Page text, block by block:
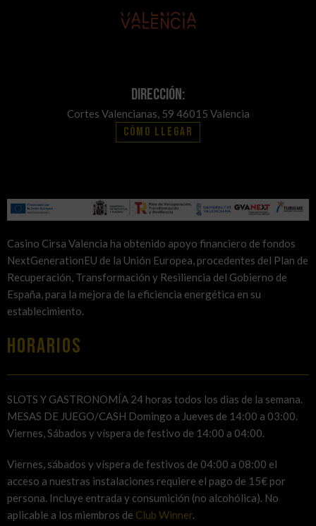
Dirección:
Cortes Valencianas, 59 46015 Valencia
Cómo llegar
Casino Cirsa Valencia ha obtenido apoyo financiero de fondos
NextGenerationEU de la Unión Europea, procedentes del Plan de
Recuperación, Transformación y Resiliencia del Gobierno de
España, para la mejora de la eficiencia energética en su
establecimiento.
HORARIOS
SLOTS Y GASTRONOMÍA 24 horas todos los dias de la semana.
MESAS DE JUEGO/CASH Domingo a Jueves de 14:00 a 03:00.
Viernes, Sábados y víspera de festivo de 14:00 a 04:00.
Viernes, sábados y víspera de festivos de 04:00 a 08:00 el
acceso a nuestras instalaciones requiere el pago de 15€ por
persona. Incluye entrada y consumición (no alcohólica). No
aplicable a los miembros de Club Winner.